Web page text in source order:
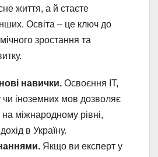
життя, а й стаєте
Освіта – це ключ до
зростання та
навички. Освоєння ІТ,
чи іноземних мов дозволяє
міжнародному рівні,
в Україну.
Якщо ви експерт у